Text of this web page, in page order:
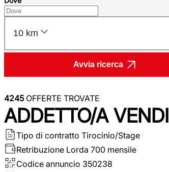
10 km
Avvia ricerca
4245OFFERTE TROVATE
ADDETTO/A
Tipo di contratto Tirocinio/Stage
Retribuzione Lorda 700 mensile
Codice annuncio 350238